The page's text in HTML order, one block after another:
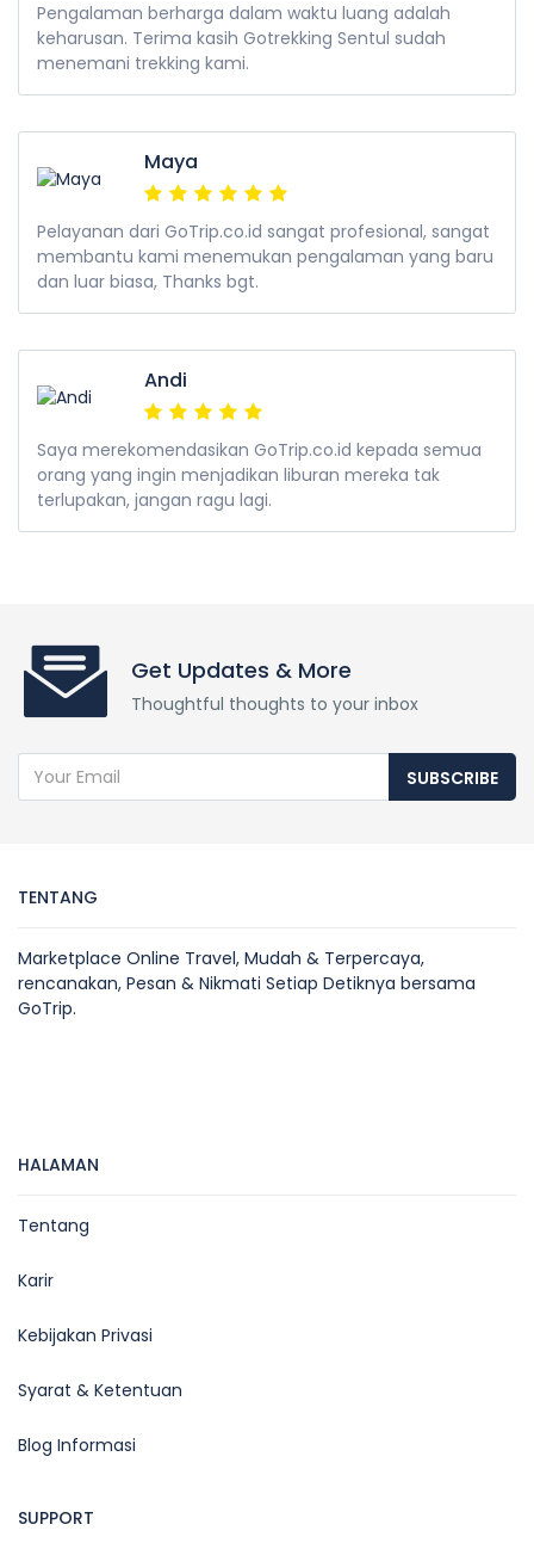
Pengalaman berharga dalam waktu luang adalah
keharusan. Terima kasih Gotrekking Sentul sudah
menemani trekking kami.
Maya
Pelayanan dari GoTrip.co.id sangat profesional, sangat
membantu kami menemukan pengalaman yang baru
dan luar biasa, Thanks bgt.
Andi
Saya merekomendasikan GoTrip.co.id kepada semua
orang yang ingin menjadikan liburan mereka tak
terlupakan, jangan ragu lagi.
Get Updates & More
Thoughtful thoughts to your inbox
SUBSCRIBE
TENTANG
Marketplace Online Travel, Mudah & Terpercaya,
rencanakan, Pesan & Nikmati Setiap Detiknya bersama
GoTrip.
HALAMAN
Tentang
Karir
Kebijakan Privasi
Syarat & Ketentuan
Blog Informasi
SUPPORT